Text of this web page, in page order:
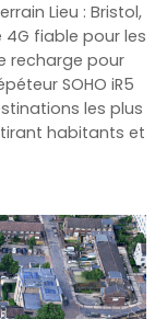
unique
Lieu : Bristol,
4G fiable pour les
recharge pour
SOHO iR5
les plus
habitants et